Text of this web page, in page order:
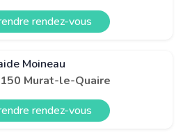
rendez-vous
Moineau
Murat-le-Quaire
rendez-vous